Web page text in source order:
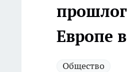
Европе
Общество